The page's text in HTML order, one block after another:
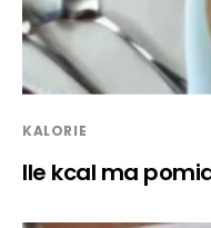
KALORIE
Ile kcal ma